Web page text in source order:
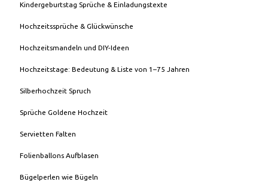
Kindergeburtstag Sprüche & Einladungstexte
Hochzeitssprüche & Glückwünsche
Hochzeitsmandeln und DIY-Ideen
Hochzeitstage: Bedeutung & Liste von 1–75 Jahren
Silberhochzeit Spruch
Sprüche Goldene Hochzeit
Servietten Falten
Folienballons Aufblasen
Bügelperlen wie Bügeln